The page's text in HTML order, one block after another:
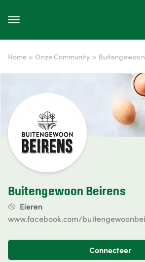
Home > Onze Community >
Buitengewoon Beirens
Eieren
www.facebook.com/
Connecteer